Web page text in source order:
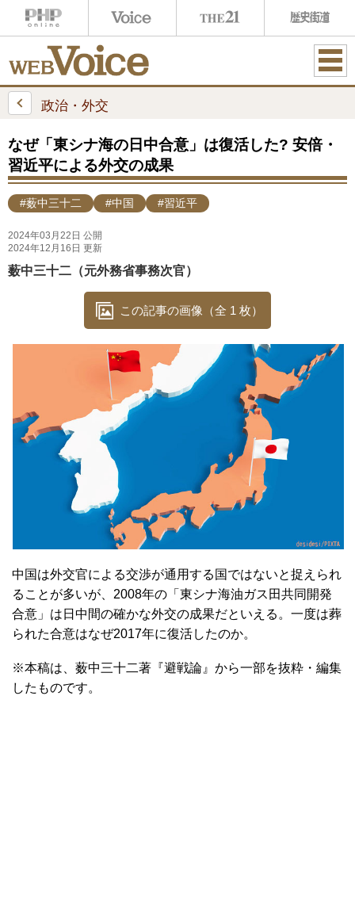
ME
政治・外交
なぜ「東シナ海の日中合意」は復活した? 安倍・
習近平による外交の成果
#薮中三十二 #中国 #習近平
2024年03月22日 公開
2024年12月16日 更新
薮中三十二（元外務省事務次官）
この記事の画像（全 1 枚）
中国は外交官による交渉が通用する国ではないと捉えられ
ることが多いが、2008年の「東シナ海油ガス田共同開発
合意」は日中間の確かな外交の成果だといえる。一度は葬
られた合意はなぜ2017年に復活したのか。
※本稿は、薮中三十二著『避戦論』から一部を抜粋・編集
したものです。